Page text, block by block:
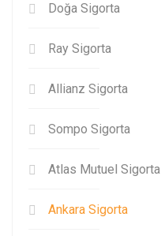
Doğa Sigorta
Ray Sigorta
Allianz Sigorta
Sompo Sigorta
Atlas Mutuel Sigorta
Ankara Sigorta